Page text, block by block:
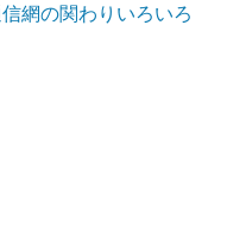
網の関わりいろいろ